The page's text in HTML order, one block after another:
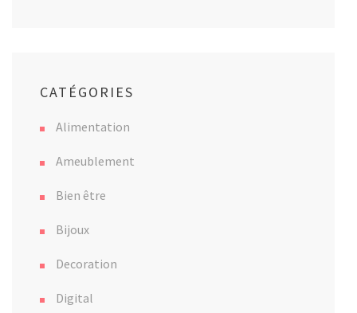
CATÉGORIES
Alimentation
Ameublement
Bien être
Bijoux
Decoration
Digital